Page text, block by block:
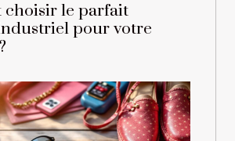
choisir le parfait
pour votre